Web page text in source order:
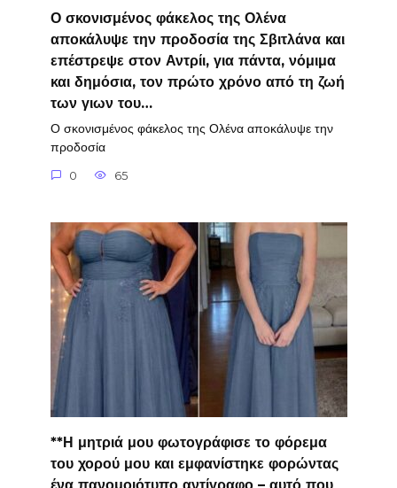
Ο σκονισμένος φάκελος της Ολένα
αποκάλυψε την προδοσία της Σβιτλάνα και
επέστρεψε στον Αντρίι, για πάντα, νόμιμα
και δημόσια, τον πρώτο χρόνο από τη ζωή
των γιων του…
Ο σκονισμένος φάκελος της Ολένα αποκάλυψε την
προδοσία
0 65
**Η μητριά μου φωτογράφισε το φόρεμα
του χορού μου και εμφανίστηκε φορώντας
ένα πανομοιότυπο αντίγραφο – αυτό που